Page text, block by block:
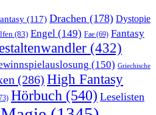
(117) Drachen (178) Dystopie
(83) Engel (149) Fae (69) Fantasy
(432)
(150) Griechische
(286) High Fantasy
Hörbuch (540) Leselisten